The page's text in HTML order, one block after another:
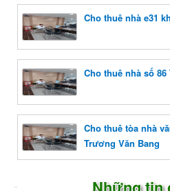
Cho thuê nhà e31
Cho thuê nhà số 86
Cho thuê tòa nhà
Trương Văn Bang